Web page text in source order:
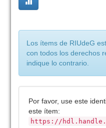
Los ítems de RIUdeG
con todos los derechos
indique lo contrario.
Por favor, use este
este ítem:
https://